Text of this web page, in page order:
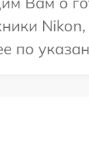
по